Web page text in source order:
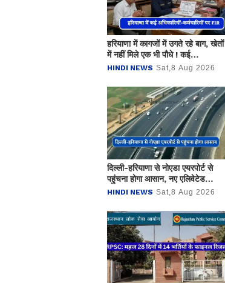
हरियाणा में कागजों में उगते रहे बाग, खेतों
में नहीं मिले एक भी पौधे ! कई
अधिकारियों-कर्मचारियों पर FIR
HINDI NEWS Sat,8 Aug 2026
दिल्ली-हरियाणा से नोएडा एयरपोर्ट से
पहुंचना होगा आसान, नए एलिवेटेड
एक्सप्रेसवे को मिली मंजूरी
HINDI NEWS Sat,8 Aug 2026